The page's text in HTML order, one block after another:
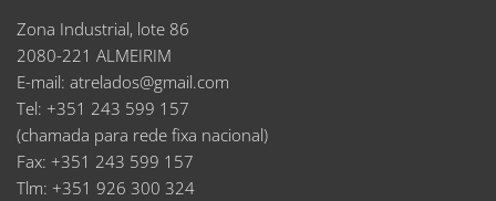
Zona Industrial, lote 86
2080-221 ALMEIRIM
E-mail: atrelados@gmail.com
Tel: +351 243 599 157
(chamada para rede fixa nacional)
Fax: +351 243 599 157
Tlm: +351 926 300 324